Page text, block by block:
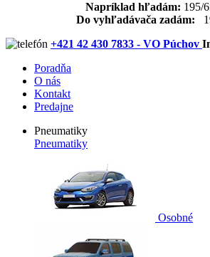
Napríklad hľadám: 195/
Do vyhľadávača zadám:
+421 42 430 7833 - VO Púchov
Poradňa
O nás
Kontakt
Predajne
Pneumatiky
Pneumatiky
Osobné